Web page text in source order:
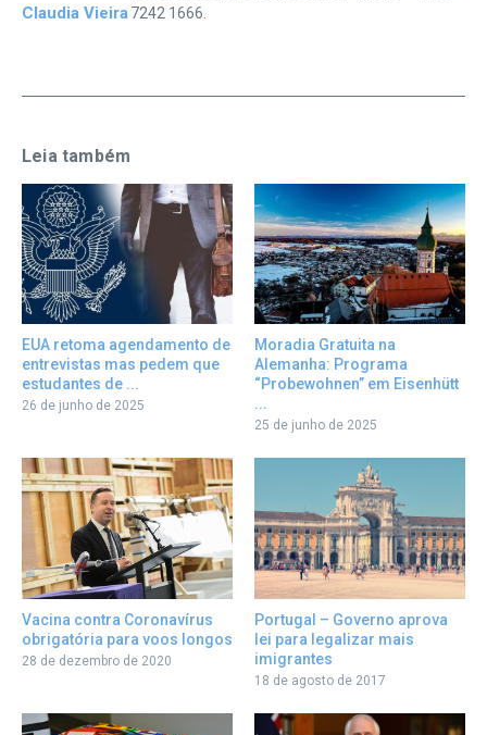
Claudia Vieira7242 1666.
Leia também
EUA retoma agendamento de
entrevistas mas pedem que
estudantes de ...
26 de junho de 2025
Moradia Gratuita na
Alemanha: Programa
“Probewohnen” em Eisenhütt
...
25 de junho de 2025
Vacina contra Coronavírus
obrigatória para voos longos
28 de dezembro de 2020
Portugal – Governo aprova
lei para legalizar mais
imigrantes
18 de agosto de 2017